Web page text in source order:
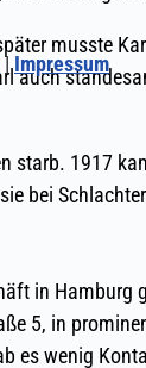
|Impressum